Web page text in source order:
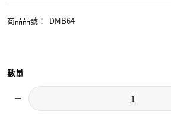
商品品號 ： DMB64
數量